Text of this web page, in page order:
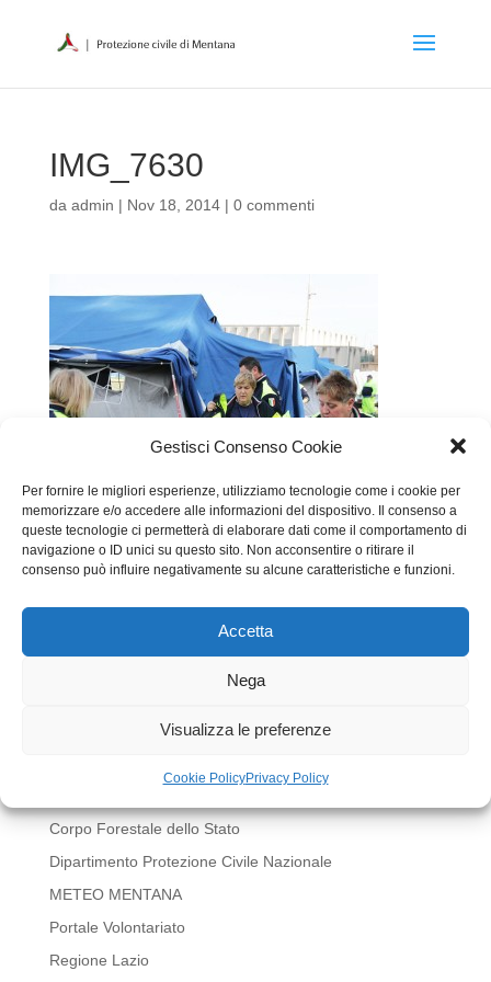
Gestisci Consenso Cookie
Per fornire le migliori esperienze, utilizziamo tecnologie come i cookie per
memorizzare e/o accedere alle informazioni del dispositivo. Il consenso a
queste tecnologie ci permetterà di elaborare dati come il comportamento di
navigazione o ID unici su questo sito. Non acconsentire o ritirare il
consenso può influire negativamente su alcune caratteristiche e funzioni.
Accetta
Nega
Visualizza le preferenze
Cookie PolicyPrivacy Policy
IMG_7630
da admin | Nov 18, 2014| 0 commenti
per inviare un commento.
Corpo Forestale dello Stato
Dipartimento Protezione Civile Nazionale
METEO MENTANA
Portale Volontariato
Regione Lazio